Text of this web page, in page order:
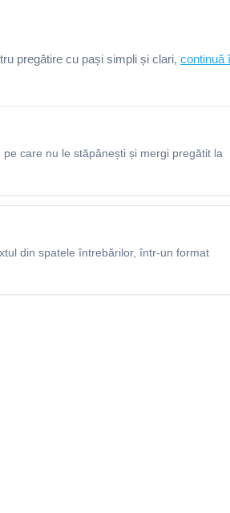
pregătire cu pași simpli și clari, continuă
care nu le stăpânești și mergi pregătit la
din spatele întrebărilor, într-un format